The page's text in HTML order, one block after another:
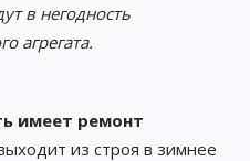
в негодность
агрегата.
имеет ремонт
из строя в зимнее